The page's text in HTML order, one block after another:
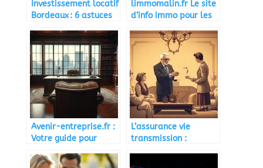
Investissement locatif
Bordeaux : 6 astuces
limmomalin.fr Le site
d’info immo pour les
Avenir-entreprise.fr :
Votre guide pour
l’entreprise
L’assurance vie
transmission :